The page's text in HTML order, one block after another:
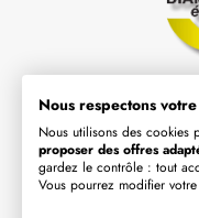
Une large
disque
carottage,
machine de
Nous respectons
Nous utilisons des cookies
proposer des offres
gardez le contrôle : tout
Vous pourrez modifier